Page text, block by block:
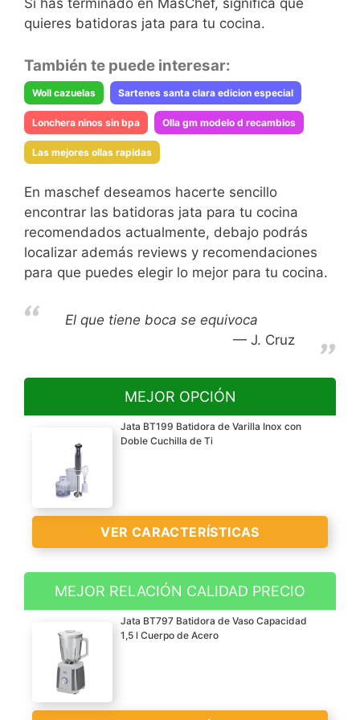
Si has terminado en MasChef, significa que
quieres batidoras jata para tu cocina.
También te puede interesar:
Woll cazuelas Sartenes santa clara edicion especial
Lonchera ninos sin bpa Olla gm modelo d recambios
Las mejores ollas rapidas
En maschef deseamos hacerte sencillo
encontrar las batidoras jata para tu cocina
recomendados actualmente, debajo podrás
localizar además reviews y recomendaciones
para que puedes elegir lo mejor para tu cocina.
El que tiene boca se equivoca
J. Cruz
MEJOR OPCIÓN
Jata BT199 Batidora de Varilla Inox con
Doble Cuchilla de Ti
VER CARACTERÍSTICAS
Velocidades: la batidora
bt199 es electrónica lo
que permite regular las
diferentes velocidades
con las que cuenta;
además, tiene un
MEJOR RELACIÓN CALIDAD PRECIO
Jata BT797 Batidora de Vaso Capacidad
1,5 l Cuerpo de Acero